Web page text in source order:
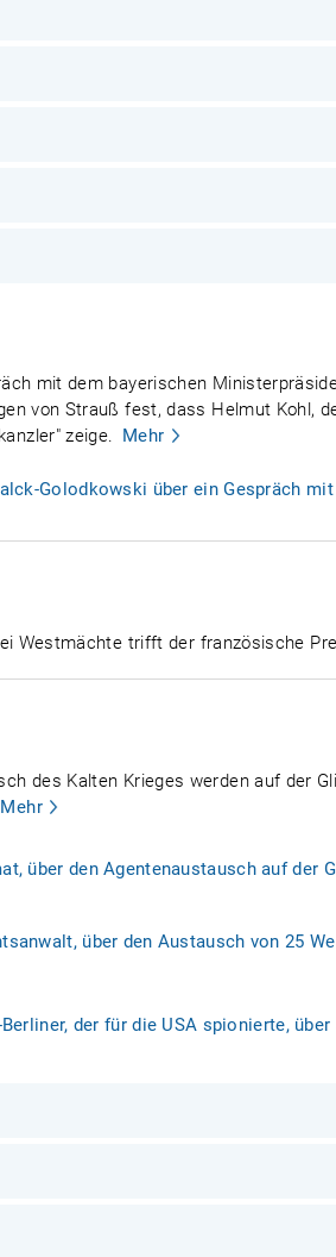
mit dem bayerischen
von Strauß fest, dass Helmut Kohl,
zeige. Mehr
Golodkowski über ein Gespräch
Westmächte trifft der französische
des Kalten Krieges werden auf der
Mehr
über den Agentenaustausch auf der
über den Austausch von 25
Berliner, der für die USA spionierte,